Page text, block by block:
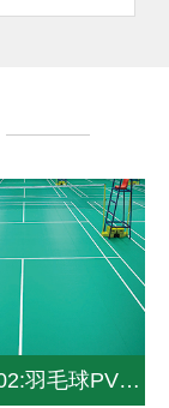
NFTY-2002:羽毛球PVC地板